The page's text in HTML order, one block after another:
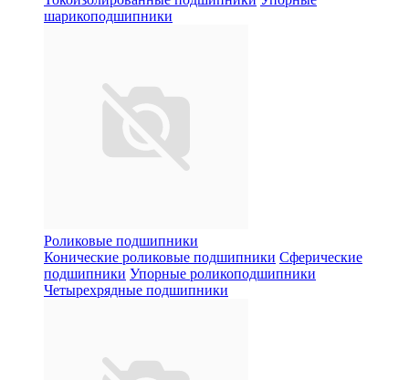
шарикоподшипники
Роликовые подшипники
Конические роликовые подшипники Сферические
подшипники Упорные роликоподшипники
Четырехрядные подшипники